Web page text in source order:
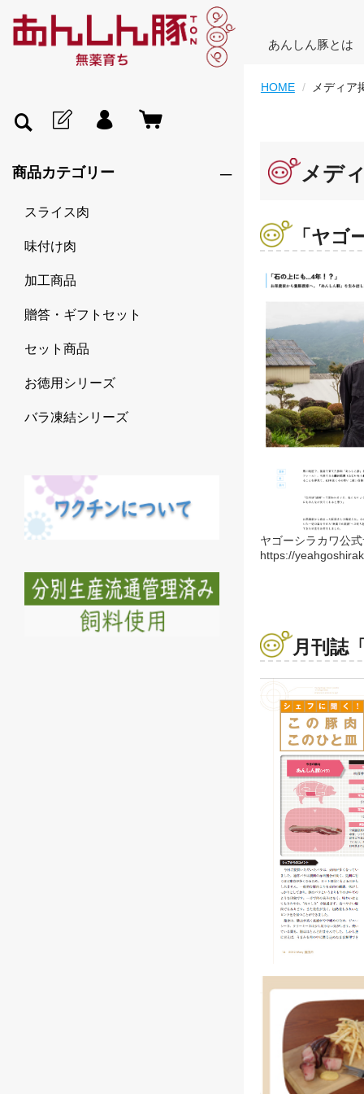
あんしん豚とは
商品カテゴリー
スライス肉
味付け肉
加工商品
贈答・ギフトセット
セット商品
お徳用シリーズ
バラ凍結シリーズ
HOME メディア
メデ
「ヤゴ
ヤゴーシラカワ公
https://
月刊誌